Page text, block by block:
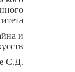
и
С.Д.